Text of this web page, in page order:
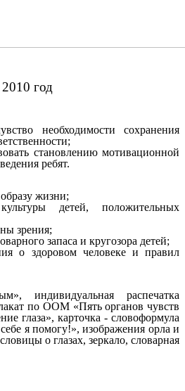
2010 год
необходимости сохранения
становлению мотивационной
ребят.
жизни;
детей, положительных
зрения;
запаса и кругозора детей;
о здоровом человеке и правил
индивидуальная распечатка
по ООМ «Пять органов чувств
глаза», карточка - словоформула
я помогу!», изображения орла и
о глазах, зеркало, словарная